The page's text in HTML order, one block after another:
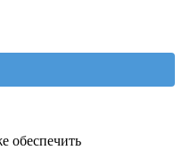
обеспечить